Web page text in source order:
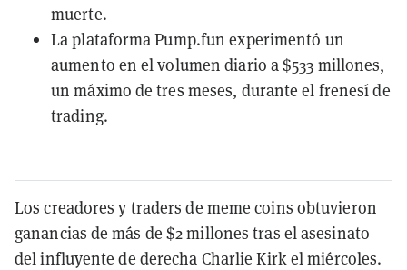
muerte.
La plataforma Pump.fun experimentó un
aumento en el volumen diario a $533 millones,
un máximo de tres meses, durante el frenesí de
trading.
Los creadores y traders de meme coins obtuvieron
ganancias de más de $2 millones tras el asesinato
del influyente de derecha Charlie Kirk el miércoles.